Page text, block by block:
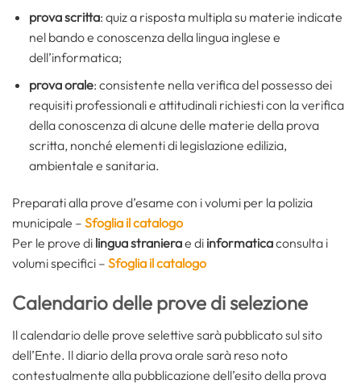
prova scritta: quiz a risposta multipla su materie indicate
nel bando e conoscenza della lingua inglese e
dell’informatica;
prova orale: consistente nella verifica del possesso dei
requisiti professionali e attitudinali richiesti con la verifica
della conoscenza di alcune delle materie della prova
scritta, nonché elementi di legislazione edilizia,
ambientale e sanitaria.
Preparati alla prove d’esame con i volumi per la polizia
municipale – Sfoglia il catalogo
Per le prove di lingua stranierae di informaticaconsulta i
volumi specifici – Sfoglia il catalogo
Calendario delle prove di selezione
Il calendario delle prove selettive sarà pubblicato sul sito
dell’Ente. Il diario della prova orale sarà reso noto
contestualmente alla pubblicazione dell’esito della prova